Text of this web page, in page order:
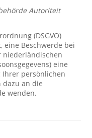
Autoriteit
(DSGVO)
eine Beschwerde bei
niederländischen
eine
Ihrer persönlichen
dazu an die
wenden.